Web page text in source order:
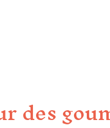
des